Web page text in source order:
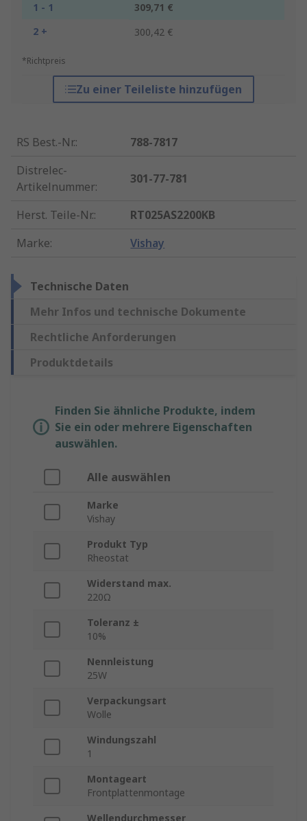
1 - 1
309,71 €
2 +
300,42 €
*Richtpreis
Zu einer Teileliste hinzufügen
RS Best.-Nr.:
788-7817
Distrelec-
Artikelnummer:
301-77-781
Herst. Teile-Nr.:
RT025AS2200KB
Marke: Vishay
Technische Daten
Mehr Infos und technische Dokumente
Rechtliche Anforderungen
Produktdetails
Finden Sie ähnliche Produkte, indem
Sie ein oder mehrere Eigenschaften
auswählen.
Alle auswählen
Marke
Vishay
Produkt Typ
Rheostat
Widerstand max.
220Ω
Toleranz ±
10%
Nennleistung
25W
Verpackungsart
Wolle
Windungszahl
1
Montageart
Frontplattenmontage
Wellendurchmesser